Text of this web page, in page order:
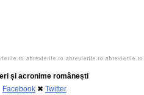
și acronime românești
Facebook ✖ Twitter